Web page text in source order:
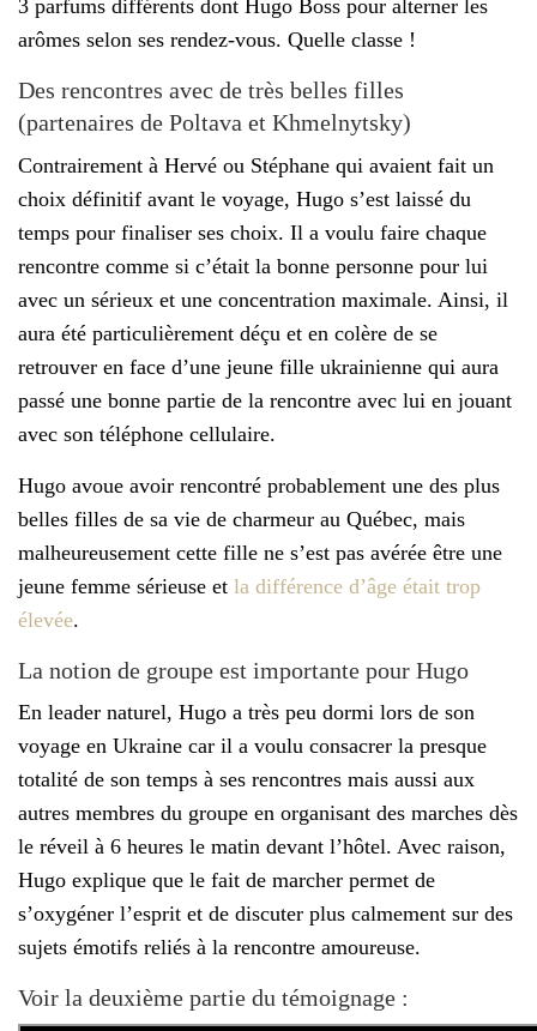
3 parfums différents dont Hugo Boss pour alterner les
arômes selon ses rendez-vous. Quelle classe !
Des rencontres avec de très belles filles
(partenaires de Poltava et Khmelnytsky)
Contrairement à Hervé ou Stéphane qui avaient fait un
choix définitif avant le voyage, Hugo s’est laissé du
temps pour finaliser ses choix. Il a voulu faire chaque
rencontre comme si c’était la bonne personne pour lui
avec un sérieux et une concentration maximale. Ainsi, il
aura été particulièrement déçu et en colère de se
retrouver en face d’une jeune fille ukrainienne qui aura
passé une bonne partie de la rencontre avec lui en jouant
avec son téléphone cellulaire.
Hugo avoue avoir rencontré probablement une des plus
belles filles de sa vie de charmeur au Québec, mais
malheureusement cette fille ne s’est pas avérée être une
jeune femme sérieuse et la différence d’âge était trop
élevée.
La notion de groupe est importante pour Hugo
En leader naturel, Hugo a très peu dormi lors de son
voyage en Ukraine car il a voulu consacrer la presque
totalité de son temps à ses rencontres mais aussi aux
autres membres du groupe en organisant des marches dès
le réveil à 6 heures le matin devant l’hôtel. Avec raison,
Hugo explique que le fait de marcher permet de
s’oxygéner l’esprit et de discuter plus calmement sur des
sujets émotifs reliés à la rencontre amoureuse.
Voir la deuxième partie du témoignage :